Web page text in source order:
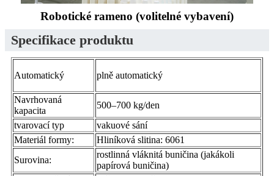
Robotické rameno (volitelné vybavení)
Specifikace produktu
Automatický plně automatický
Navrhovaná
kapacita
500–700 kg/den
tvarovací typ
vakuové sání
Materiál formy:
Hliníková slitina: 6061
Surovina:
rostlinná vláknitá buničina (jakákoli
papírová buničina)